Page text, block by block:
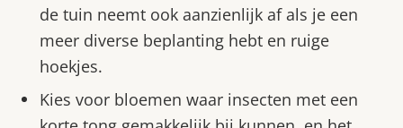
de tuin neemt ook aanzienlijk af als je een
meer diverse beplanting hebt en ruige
hoekjes.
Kies voor bloemen waar insecten met een